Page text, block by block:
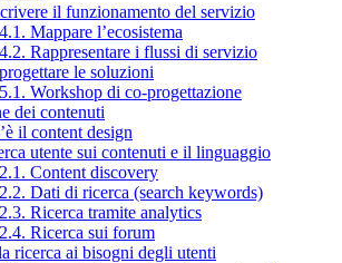
il funzionamento del servizio
Mappare l’ecosistema
Rappresentare i flussi di servizio
le soluzioni
Workshop di co-progettazione
dei contenuti
il content design
utente sui contenuti e il linguaggio
Content discovery
Dati di ricerca (search keywords)
Ricerca tramite analytics
Ricerca sui forum
ricerca ai bisogni degli utenti